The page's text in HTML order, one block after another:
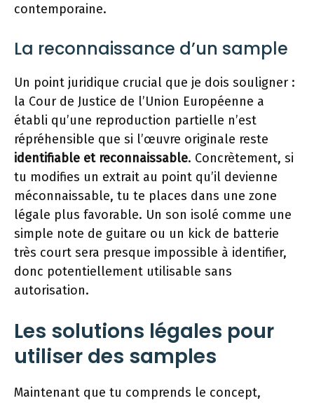
contemporaine.
La reconnaissance d’un sample
Un point juridique crucial que je dois souligner :
la Cour de Justice de l’Union Européenne a
établi qu’une reproduction partielle n’est
répréhensible que si l’œuvre originale reste
identifiable et reconnaissable. Concrètement, si
tu modifies un extrait au point qu’il devienne
méconnaissable, tu te places dans une zone
légale plus favorable. Un son isolé comme une
simple note de guitare ou un kick de batterie
très court sera presque impossible à identifier,
donc potentiellement utilisable sans
autorisation.
Les solutions légales pour
utiliser des samples
Maintenant que tu comprends le concept,